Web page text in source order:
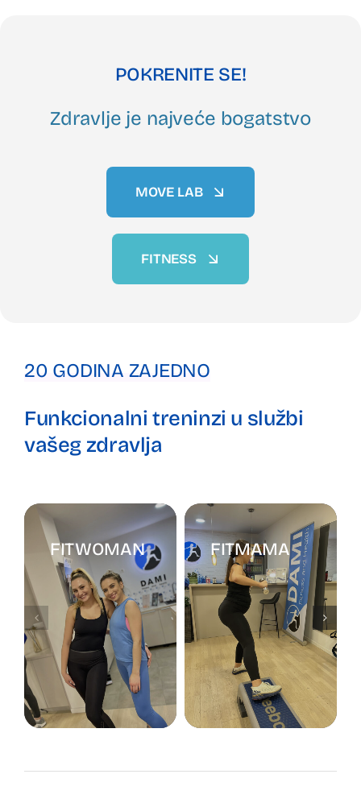
POKRENITE SE!
Zdravlje je najveće bogatstvo
MOVE LAB
FITNESS
20 GODINA ZAJEDNO
Funkcionalni treninzi u službi
vašeg zdravlja
FITWOMAN FITMAMA